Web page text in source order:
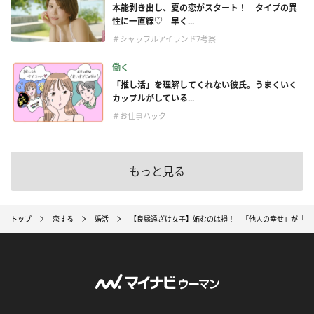
本能剥き出し、夏の恋がスタート！ タイプの異
性に一直線♡ 早く...
＃シャッフルアイランド7考察
働く
「推し活」を理解してくれない彼氏。うまくいく
カップルがしている...
＃お仕事ハック
もっと見る
トップ 恋する 婚活 【良縁遠ざけ女子】妬むのは損！ 「他人の幸せ」が「